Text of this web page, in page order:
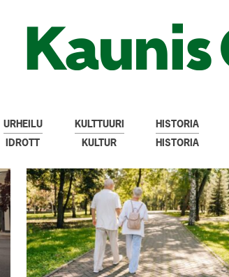
URHEILU
IDROTT
KULTTUURI
KULTUR
HISTORIA
HISTORIA